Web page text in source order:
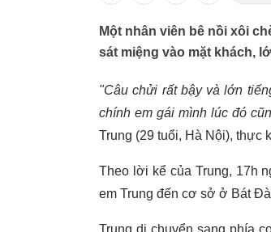
Một nhân viên bê nồi xôi
sát miệng vào mặt khách,
"Câu chửi rất bậy và lớn
chính em gái mình lúc đó
Trung (29 tuổi, Hà Nội), thực
Theo lời kể của Trung, 17h
em Trung đến cơ sở ở Bát
Trung di chuyển sang phía